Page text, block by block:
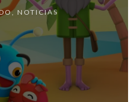
, NOTICIAS